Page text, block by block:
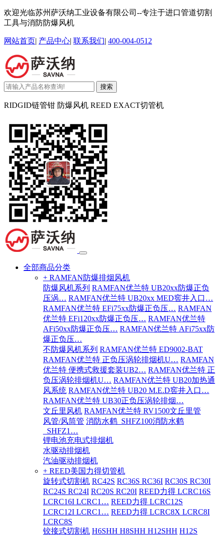
欢迎光临苏州萨沃纳工业设备有限公司--专注于进口管道切割
工具与消防防爆风机
网站首页| 产品中心| 联系我们| 400-004-0512
搜索
RIDGID链管钳 防爆风机 REED EXACT切管机
全部商品分类
+ RAMFAN防爆排烟风机
防爆风机系列 RAMFAN优兰特 UB20xx防爆正负
压涡… RAMFAN优兰特 UB20xx MED窖井入口…
RAMFAN优兰特 EFi75xx防爆正负压… RAMFAN
优兰特 EFi120xx防爆正负压… RAMFAN优兰特
AFi50xx防爆正负压… RAMFAN优兰特 AFi75xx防
爆正负压…
不防爆风机系列 RAMFAN优兰特 ED9002-BAT
RAMFAN优兰特 正负压涡轮排烟机U… RAMFAN
优兰特 便携式救援套装UB2… RAMFAN优兰特 正
负压涡轮排烟机U… RAMFAN优兰特 UB20加热通
风系统 RAMFAN优兰特 UB20 M.E.D窖井入口…
RAMFAN优兰特 UB30正负压涡轮排烟…
文丘里风机 RAMFAN优兰特 RV1500文丘里管
风管/风筒管 消防水鹤_SHFZ100消防水鹤
_SHFZ1…
锂电池充电式排烟机
水驱动排烟机
汽油驱动排烟机
+ REED美国力得切管机
旋转式切割机 RC42S RC36S RC36I RC30S RC30I
RC24S RC24I RC20S RC20I REED力得 LCRC16S
LCRC16I LCRC1… REED力得 LCRC12S
LCRC12I LCRC1… REED力得 LCRC8X LCRC8I
LCRC8S
铰接式切割机 H6SHH H8SHH H12SHH H12S